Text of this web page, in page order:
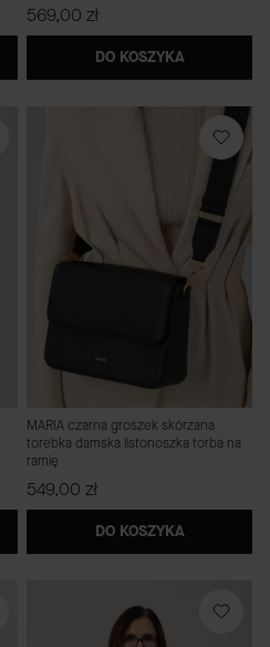
Cena
569,00 zł
DO KOSZYKA
MARIA czarna groszek skórzana
torebka damska listonoszka torba na
ramię
Cena
549,00 zł
DO KOSZYKA